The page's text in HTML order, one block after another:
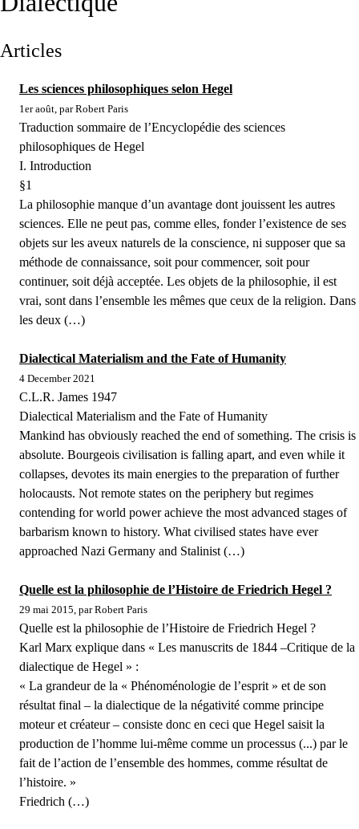
Articles
Les sciences philosophiques selon Hegel
1er août, par Robert Paris
Traduction sommaire de l’Encyclopédie des sciences
philosophiques de Hegel
I. Introduction
§1
La philosophie manque d’un avantage dont jouissent les autres
sciences. Elle ne peut pas, comme elles, fonder l’existence de ses
objets sur les aveux naturels de la conscience, ni supposer que sa
méthode de connaissance, soit pour commencer, soit pour
continuer, soit déjà acceptée. Les objets de la philosophie, il est
vrai, sont dans l’ensemble les mêmes que ceux de la religion. Dans
les deux (…)
Dialectical Materialism and the Fate of Humanity
4 December 2021
C.L.R. James 1947
Dialectical Materialism and the Fate of Humanity
Mankind has obviously reached the end of something. The crisis is
absolute. Bourgeois civilisation is falling apart, and even while it
collapses, devotes its main energies to the preparation of further
holocausts. Not remote states on the periphery but regimes
contending for world power achieve the most advanced stages of
barbarism known to history. What civilised states have ever
approached Nazi Germany and Stalinist (…)
Quelle est la philosophie de l’Histoire de Friedrich Hegel ?
29 mai 2015, par Robert Paris
Quelle est la philosophie de l’Histoire de Friedrich Hegel ?
Karl Marx explique dans « Les manuscrits de 1844 –Critique de la
dialectique de Hegel » :
« La grandeur de la « Phénoménologie de l’esprit » et de son
résultat final – la dialectique de la négativité comme principe
moteur et créateur – consiste donc en ceci que Hegel saisit la
production de l’homme lui-même comme un processus (...) par le
fait de l’action de l’ensemble des hommes, comme résultat de
l’histoire. »
Friedrich (…)